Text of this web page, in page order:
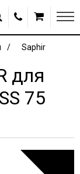
Saphir
для
75